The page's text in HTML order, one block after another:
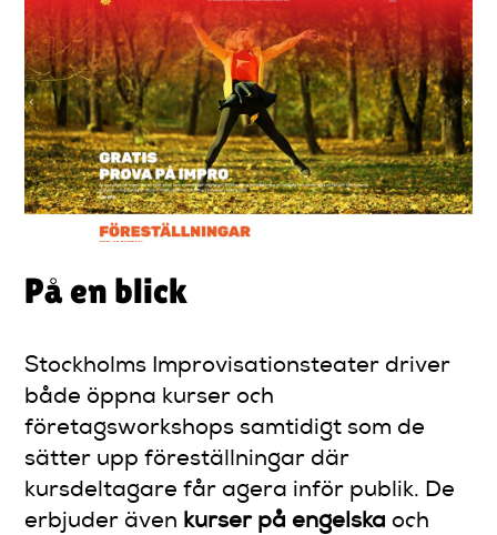
På en blick
Stockholms Improvisationsteater driver
både öppna kurser och
företagsworkshops samtidigt som de
sätter upp föreställningar där
kursdeltagare får agera inför publik. De
erbjuder även kurser på engelska och